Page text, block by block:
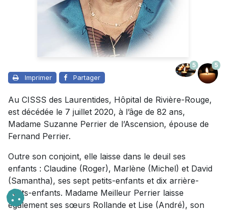
Imprimer Partager
5 5
Au CISSS des Laurentides, Hôpital de Rivière-Rouge,
est décédée le 7 juillet 2020, à l’âge de 82 ans,
Madame Suzanne Perrier de l’Ascension, épouse de
Fernand Perrier.
Outre son conjoint, elle laisse dans le deuil ses
enfants : Claudine (Roger), Marlène (Michel) et David
(Samantha), ses sept petits-enfants et dix arrière-
petits-enfants. Madame Meilleur Perrier laisse
également ses sœurs Rollande et Lise (André), son